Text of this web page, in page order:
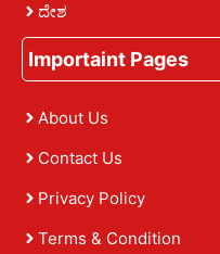
ದೇಶ
Importaint Pages
About Us
Contact Us
Privacy Policy
Terms & Condition